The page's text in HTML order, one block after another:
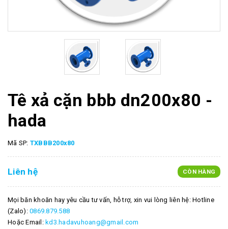
Tê xả cặn bbb dn200x80 -
hada
Mã SP: TXBBB200x80
Liên hệ CÒN HÀNG
Mọi băn khoăn hay yêu cầu tư vấn, hỗ trợ, xin vui lòng liên hệ: Hotline
(Zalo): 0869.879.588
Hoặc Email: kd3.hadavuhoang@gmail.com